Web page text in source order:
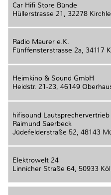
Car Hifi Store Bünde
Hüllerstrasse 21, 32278
Radio Maurer e.K.
Fünffensterstrasse 2a, 34117
Heimkino & Sound GmbH
Heidstr. 21-23, 46149
hifisound Lautsprechervertrieb
Raimund Saerbeck
Jüdefelderstraße 52, 48143
Elektrowelt 24
Linnicher Straße 64, 50933